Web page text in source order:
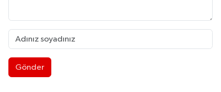
Gönder